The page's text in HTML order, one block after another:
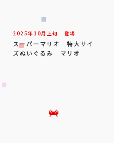
2025年 10月 上旬 登場
スーパーマリオ 特大サイ
ズぬいぐるみ マリオ